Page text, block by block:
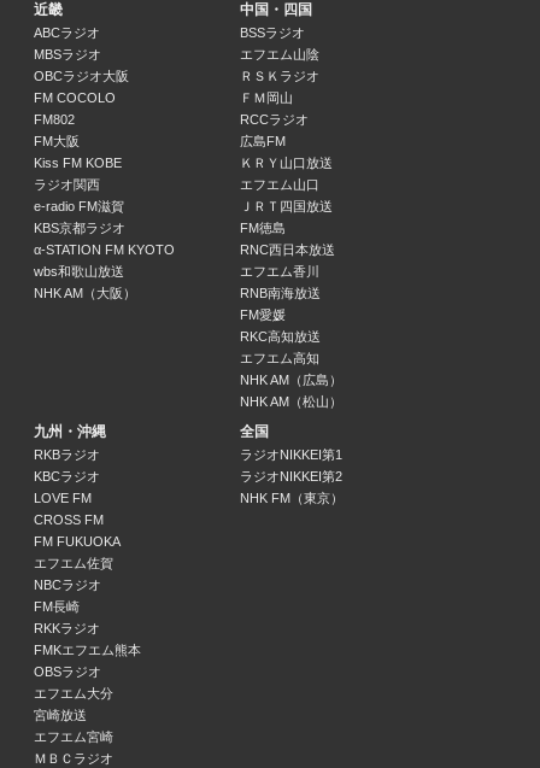
今村翔吾×山崎怜奈の言って聞かせて
今村翔吾／山崎怜奈
24:00 ～ 24:30
牛乳石鹸presents ゆかの湯
有華
24:30 ～ 25:00
ＲＥ－ＧＥｎｉｃラジオ
ＲＥ－ＧＥ
25:00 ～ 25:30
ド桜×ミカボの木曜がっちゃんこ
ド桜／ミカボ
26:00 ～ 27:00
Ｒ→９３３
27:00 ～ 28:20
旬！ＳＨＵＮ！ピックアップ
28:20 ～ 28:35
週刊なるほど！ニッポン
28:35 ～ 28:45
近畿
ABCラジオ
MBSラジオ
OBCラジオ大阪
FM COCOLO
FM802
FM大阪
Kiss FM KOBE
ラジオ関西
e-radio FM滋賀
KBS京都ラジオ
α-STATION FM KYOTO
wbs和歌山放送
NHK AM（大阪）
中国・四国
BSSラジオ
エフエム山陰
ＲＳＫラジオ
ＦＭ岡山
RCCラジオ
広島FM
ＫＲＹ山口放送
エフエム山口
ＪＲＴ四国放送
FM徳島
RNC西日本放送
エフエム香川
RNB南海放送
FM愛媛
RKC高知放送
エフエム高知
NHK AM（広島）
NHK AM（松山）
九州・沖縄
RKBラジオ
KBCラジオ
LOVE FM
CROSS FM
FM FUKUOKA
エフエム佐賀
NBCラジオ
FM長崎
RKKラジオ
FMKエフエム熊本
OBSラジオ
エフエム大分
宮崎放送
エフエム宮崎
ＭＢＣラジオ
全国
ラジオNIKKEI第1
ラジオNIKKEI第2
NHK FM（東京）